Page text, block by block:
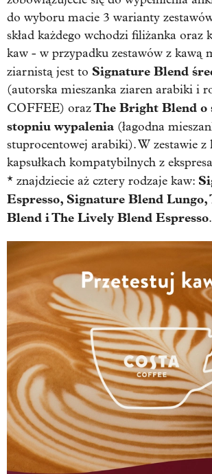
do wyboru macie 3 warianty
skład każdego wchodzi filiżanka oraz
kaw - w przypadku zestawów z kawą
ziarnistą jest to Signature Blend
(autorska mieszanka ziaren arabiki i
COFFEE) orazThe Bright Blend o
stopniu wypalenia (łagodna
stuprocentowej arabiki). W zestawie z
kapsułkach kompatybilnych z
* znajdziecie aż cztery rodzaje kaw:
Espresso, Signature Blend
Blend i The Lively Blend Espresso.